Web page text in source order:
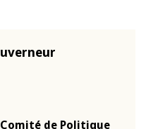
de Politique